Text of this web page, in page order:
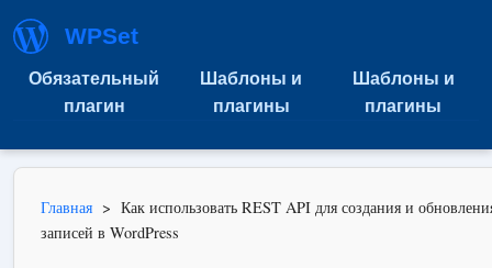
WPSet
Обязательный
плагин
Шаблоны и
плагины
Шаблоны и
плагины
Главная > Как использовать REST API для создания и
записей в WordPress